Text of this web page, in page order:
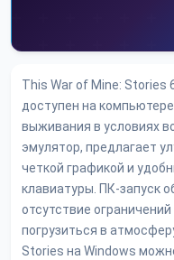
This War of Mine: Stories
доступен на
выживания в условиях
эмулятор, предлагает
четкой графикой и
клавиатуры. ПК-запуск
отсутствие
погрузиться в
Stories на Windows